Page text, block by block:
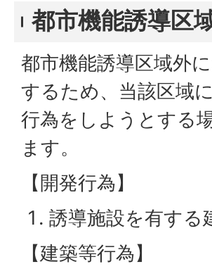
都市機能誘導区
都市機能誘導区域外
するため、当該区域
行為をしようとする
ます。
【開発行為】
誘導施設を有する
【建築等行為】